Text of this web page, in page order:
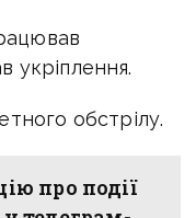
укріплення.
обстрілу.
про події